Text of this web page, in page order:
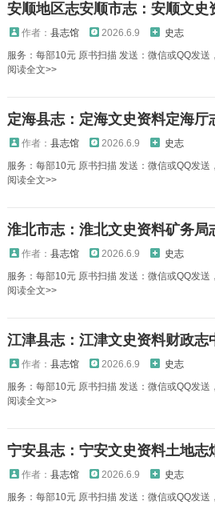
作者： 县志馆 2026.6.9
史志
服务：每部10元 原书扫描 发送：微信或QQ发送
阅读全文>>
作者： 县志馆 2026.6.9
史志
服务：每部10元 原书扫描 发送：微信或QQ发送
阅读全文>>
作者： 县志馆 2026.6.9
史志
服务：每部10元 原书扫描 发送：微信或QQ发送
阅读全文>>
作者： 县志馆 2026.6.9
史志
服务：每部10元 原书扫描 发送：微信或QQ发送
阅读全文>>
作者： 县志馆 2026.6.9
史志
服务：每部10元 原书扫描 发送：微信或QQ发送